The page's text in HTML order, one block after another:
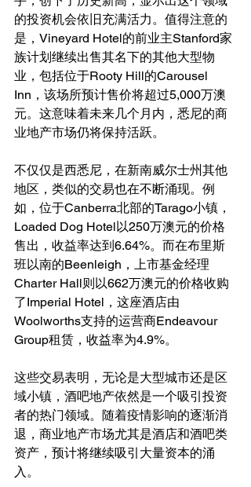
的投资机会依旧充满活力。值得注意的
是，Vineyard Hotel的前业主Stanford家
族计划继续出售其名下的其他大型物
业，包括位于Rooty Hill的Carousel
Inn，该场所预计售价将超过5,000万澳
元。这意味着未来几个月内，悉尼的商
业地产市场仍将保持活跃。
不仅仅是西悉尼，在新南威尔士州其他
地区，类似的交易也在不断涌现。例
如，位于Canberra北部的Tarago小镇，
Loaded Dog Hotel以250万澳元的价格
售出，收益率达到6.64%。而在布里斯
班以南的Beenleigh，上市基金经理
Charter Hall则以662万澳元的价格收购
了Imperial Hotel，这座酒店由
Woolworths支持的运营商Endeavour
Group租赁，收益率为4.9%。
这些交易表明，无论是大型城市还是区
域小镇，酒吧地产依然是一个吸引投资
者的热门领域。随着疫情影响的逐渐消
退，商业地产市场尤其是酒店和酒吧类
资产，预计将继续吸引大量资本的涌
入。